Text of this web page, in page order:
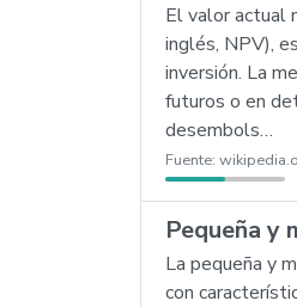
El valor actual
inglés, NPV),
inversión. La
futuros o en
desembols…
Fuente:
Pequeña y
La pequeña y
con